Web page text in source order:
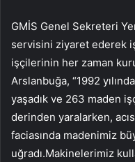
GMİS Genel Sekreteri
servisini ziyaret ederek
işçilerinin her zaman
Arslanbuğa, “1992
yaşadık ve 263 maden
derinden yaralarken,
faciasında madenimiz
uğradı.Makinelerimiz